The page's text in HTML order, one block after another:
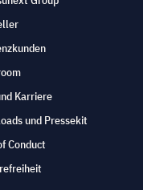
Karriere
und Pressekit
Conduct